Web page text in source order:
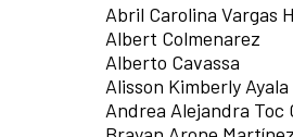
Abril Carolina Vargas
Albert Colmenarez
Alberto Cavassa
Alisson Kimberly
Andrea Alejandra Toc